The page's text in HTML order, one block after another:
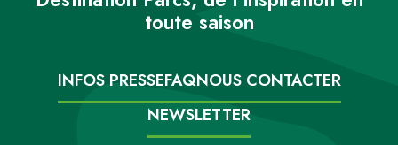
toute saison
INFOS PRESSEFAQNOUS CONTACTER
NEWSLETTER